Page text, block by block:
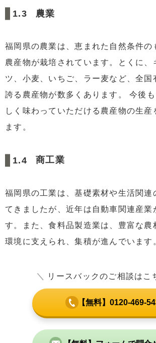
農業
福岡県の農業は、恵まれた自然条件の
農産物が栽培されています。とくに、
ツ、小麦、いちご、ラー麦など、全国
誇る農産物が数多くあります。 今後
しく味わっていただける農産物の生産
ます。
商工業
福岡県の工業は、基礎素材や生活関連
てきましたが、近年は自動車関連産業
す。また、食料品製造業は、豊富な農
環境に支えられ、集積が進んでいます
＼ リースバックのご相談はこ
【無料】0120-469-